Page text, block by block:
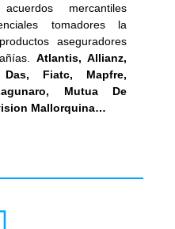
mercantiles
tomadores la
aseguradores
Atlantis, Allianz,
Fiatc,
Mapfre,
Mutua De
Mallorquina…